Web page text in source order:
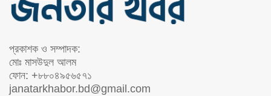
প্রকাশক ও সম্পাদক:
মোঃ মাসউদুল আলম
ফোন: +৮৮০৪৯৫৬৫৭১
janatarkhabor.bd@gmail.com